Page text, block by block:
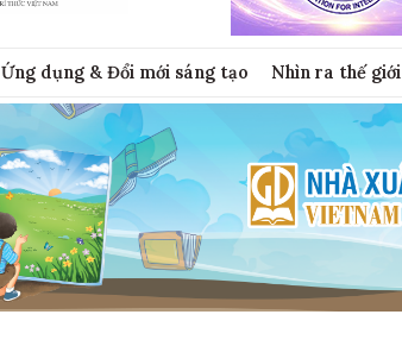
Ứng dụng & Đổi mới sáng tạo Nhìn ra thế giới